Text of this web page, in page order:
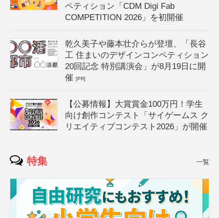
ペティション「CDM Digi Fab
COMPETITION 2026」を初開催
乾久美子や藤本壮介らが登壇、「長谷
工 住まいのデザインコンペティション
20回記念 特別講演会」が8月19日に開
催[PR]
【公募情報】大賞賞金100万円！学生
向け創作コンテスト「サイゲームス ク
リエイティブコンテスト2026」が開催
特集 一覧